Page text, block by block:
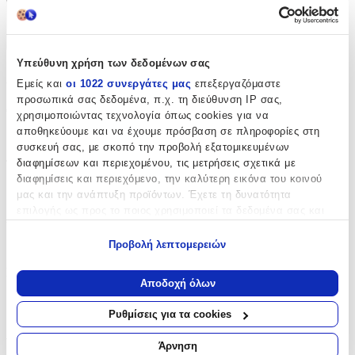
Υπεύθυνη χρήση των δεδομένων σας
Εμείς και οι 1022 συνεργάτες μας επεξεργαζόμαστε
προσωπικά σας δεδομένα, π.χ. τη διεύθυνση IP σας,
χρησιμοποιώντας τεχνολογία όπως cookies για να
αποθηκεύουμε και να έχουμε πρόσβαση σε πληροφορίες στη
συσκευή σας, με σκοπό την προβολή εξατομικευμένων
διαφημίσεων και περιεχομένου, τις μετρήσεις σχετικά με
διαφημίσεις και περιεχόμενο, την καλύτερη εικόνα του κοινού
μας και την ανάπτυξη προϊόντων. Έχετε τη δυνατότητα
Να συλλέξουμε πληροφορίες σχετικά με τη γεωγραφική
σας τοποθεσία, οι οποίες μπορεί να είναι ακριβείς σε
απόσταση μερικών μέτρων
Να αναγνωρίσουμε τη συσκευή σας σαρώνοντας ενεργά
για συγκεκριμένα χαρακτηριστικά (δακτυλικό αποτύπωμα)
Προβολή λεπτομερειών
Αποδοχή όλων
Ρυθμίσεις για τα cookies
Άρνηση
Χαρακτηριστικά
Χαρακτηριστικά
Θέμα :
Music Lovers
Τύπος:
Μπρελόκ
Χρώμα:
Κατασκευαστής:
koupakoupa
Αξιολογήσεις